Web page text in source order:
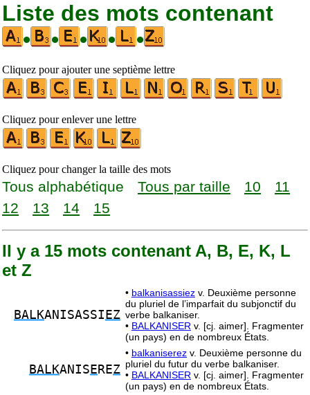
Liste des mots contenant
•
• • • •
Cliquez pour ajouter une septième lettre
Cliquez pour enlever une lettre
Cliquez pour changer la taille des mots
Tous alphabétique Tous par taille 10
11
12
13 14 15
Il y a 15 mots contenant A, B, E, K, L
et Z
BALKANISASSI EZ
• balkanisassiez v. Deuxième personne
du pluriel de l’imparfait du subjonctif du
verbe balkaniser.
• BALKANISER v. [cj. aimer]. Fragmenter
(un pays) en de nombreux États.
BALKANIS E REZ
• balkaniserez v. Deuxième personne du
pluriel du futur du verbe balkaniser.
• BALKANISER v. [cj. aimer]. Fragmenter
(un pays) en de nombreux États.